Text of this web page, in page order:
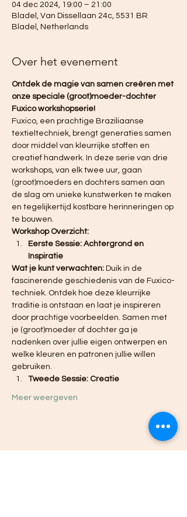
04 dec 2024, 19:00 – 21:00
Bladel, Van Dissellaan 24c, 5531 BR
Bladel, Netherlands
Over het evenement
Ontdek de magie van samen creëren met
onze speciale (groot)moeder-dochter
Fuxico workshopserie!
Fuxico, een prachtige Braziliaanse
textieltechniek, brengt generaties samen
door middel van kleurrijke stoffen en
creatief handwerk. In deze serie van drie
workshops, van elk twee uur, gaan
(groot)moeders en dochters samen aan
de slag om unieke kunstwerken te maken
en tegelijkertijd kostbare herinneringen op
te bouwen.
Workshop Overzicht:
Eerste Sessie: Achtergrond en
Inspiratie
Wat je kunt verwachten: Duik in de
fascinerende geschiedenis van de Fuxico-
techniek. Ontdek hoe deze kleurrijke
traditie is ontstaan en laat je inspireren
door prachtige voorbeelden. Samen met
je (groot)moeder of dochter ga je
nadenken over jullie eigen ontwerpen en
welke kleuren en patronen jullie willen
gebruiken.
Tweede Sessie: Creatie
Meer weergeven